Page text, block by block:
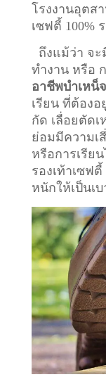
โรงงานอุตส
เซฟตี้ 100%
ถึงแม้ว่า จะ
ทำงาน หรือ
อาชีพบำเหน็
เรียน ที่ต้องอ
กัด เลื่อยตัด
ย่อมมีความเ
หรือการเรีย
รองเท้าเซฟ
หนักให้เป็นเบ